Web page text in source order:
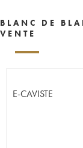
BLANC DE
VENTE
E-CAVISTE